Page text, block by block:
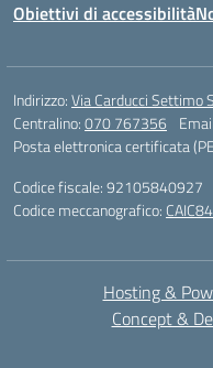
Obiettivi di accessibilità
Indirizzo:Via Carducci Settimo
Centralino:070 767356
Posta elettronica certificata
Codice fiscale: 92105840927
Codice meccanografico:
Hosting &
Concept &